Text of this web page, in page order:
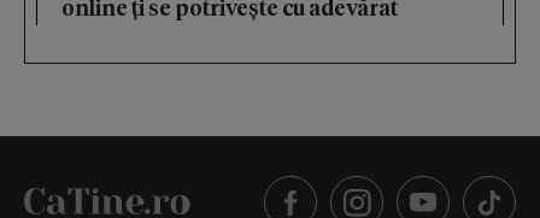
online ți se potrivește cu adevărat